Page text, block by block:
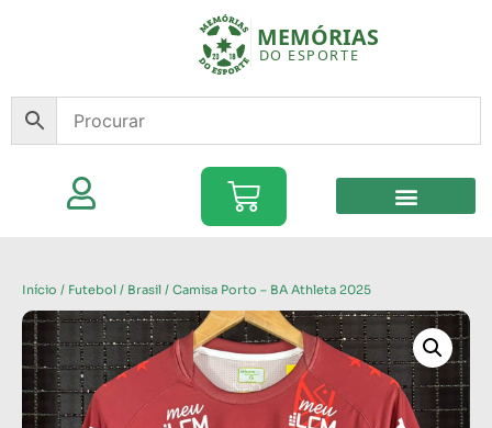
Início / Futebol / Brasil / Camisa Porto – BA Athleta 2025